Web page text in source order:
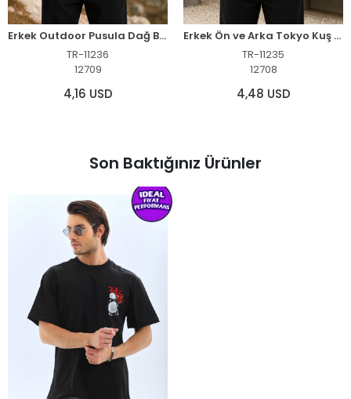
Erkek Outdoor Pusula Dağ Baskılı Kısa Kollu Oversize T-Shirt - Siyah
TR-11236
12709
4,16 USD
Erkek Ön ve Arka Tokyo Kuş Çiçek Baskılı Oversize T-Shirt - Ekru
TR-11235
12708
4,48 USD
Son Baktığınız Ürünler